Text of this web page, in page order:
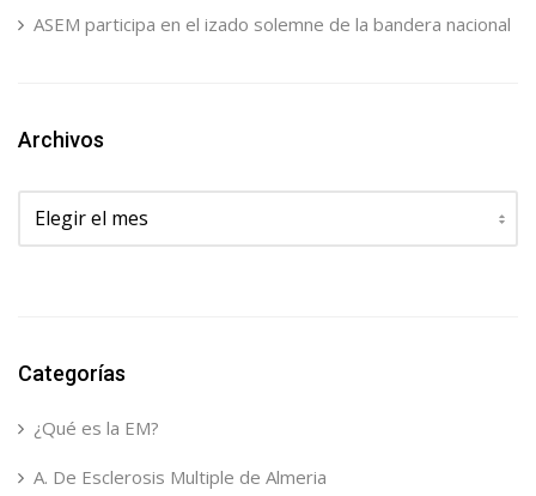
ASEM participa en el izado solemne de la bandera nacional
Archivos
Archivos
Categorías
¿Qué es la EM?
A. De Esclerosis Multiple de Almeria